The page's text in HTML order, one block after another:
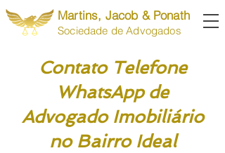
Martins, Jacob & Ponath
Sociedade de Advogados
Contato Telefone
WhatsApp de
Advogado Imobiliário
no Bairro Ideal